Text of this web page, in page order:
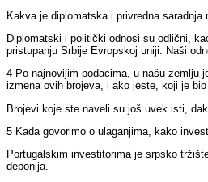
Kakva je diplomatska i privredna
Diplomatski i politički odnosi su odlični,
pristupanju Srbije Evropskoj uniji. Naši
4 Po najnovijim podacima, u našu zemlju
izmena ovih brojeva, i ako jeste, koji je
Brojevi koje ste naveli su još uvek isti,
5 Kada govorimo o ulaganjima, kako
Portugalskim investitorima je srpsko
deponija.